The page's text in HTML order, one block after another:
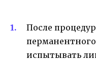
После
испытывать